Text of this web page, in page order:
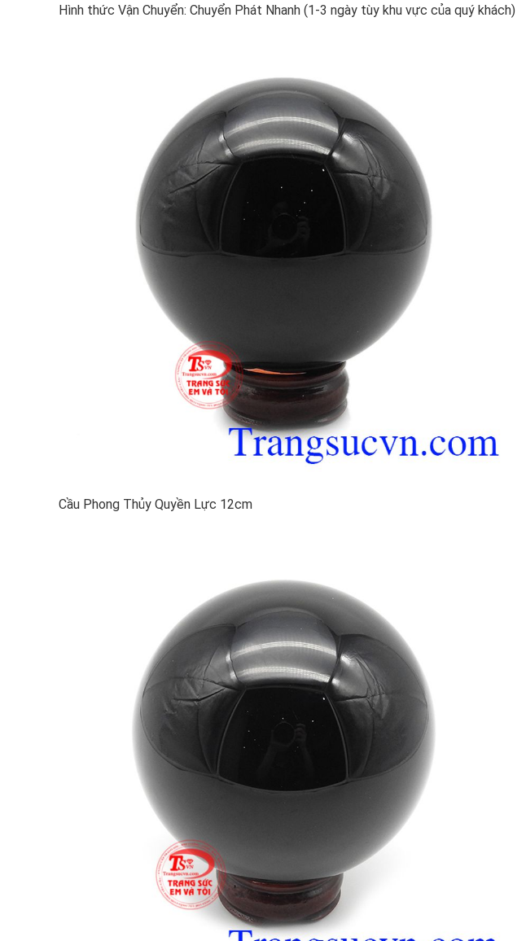
Hình thức Vận Chuyển: Chuyển Phát Nhanh (1-3 ngày tùy khu vực của quý khách)
Cầu Phong Thủy Quyền Lực 12cm